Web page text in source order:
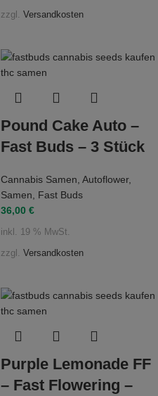
zzgl. Versandkosten
Pound Cake Auto –
Fast Buds – 3 Stück
Cannabis Samen Autoflower,
Samen
Fast Buds
36,00 €
inkl. 19 % MwSt.
zzgl. Versandkosten
Purple Lemonade FF
– Fast Flowering –